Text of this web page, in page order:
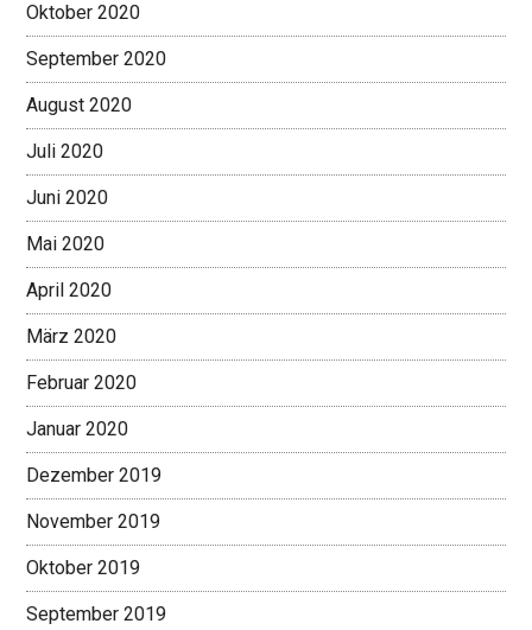
Oktober 2020
September 2020
August 2020
Juli 2020
Juni 2020
Mai 2020
April 2020
März 2020
Februar 2020
Januar 2020
Dezember 2019
November 2019
Oktober 2019
September 2019